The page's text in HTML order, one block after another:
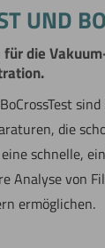
UND
die
die
schnelle,
Analyse von
ermöglichen.